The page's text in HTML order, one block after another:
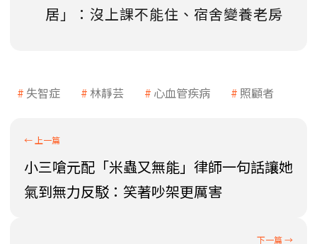
居」：沒上課不能住、宿舍變養老房
失智症 林靜芸 心血管疾病 照顧者
小三嗆元配「米蟲又無能」律師一句話讓她
氣到無力反駁：笑著吵架更厲害